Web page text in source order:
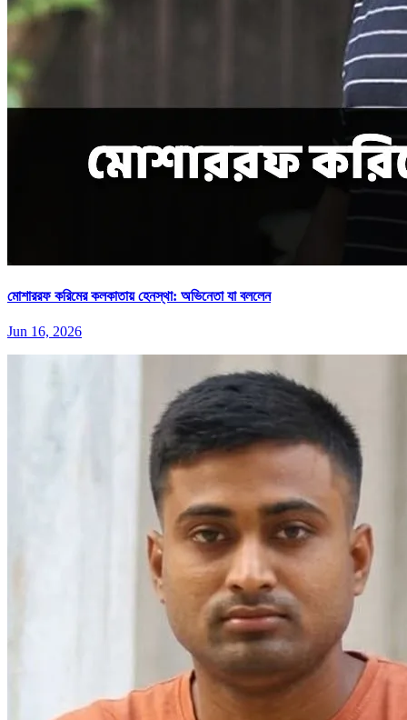
মোশাররফ করিমের কলকাতায় হেনস্থা: অভিনেতা যা বললেন
Jun 16, 2026